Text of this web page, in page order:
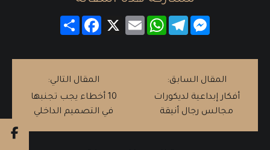
انشر
Facebook X Email
WhatsAppTelegramMessenger
المقال السابق:
أفكار إبداعية لديكورات
مجالس رجال أنيقة
المقال التالي:
10 أخطاء يجب تجنبها
في التصميم الداخلي